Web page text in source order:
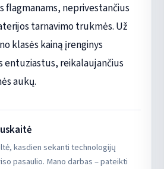
flagmanams, neprivestančius
tarnavimo trukmės. Už
klasės kainą įrenginys
entuziastus, reikalaujančius
aukų.
kasdien sekanti technologijų
pasaulio. Mano darbas – pateikti